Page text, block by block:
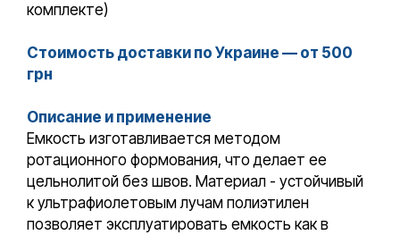
комплекте)
Стоимость доставки по Украине — от 500
грн
Описание и применение
Емкость изготавливается методом
ротационного формования, что делает ее
цельнолитой без швов. Материал - устойчивый
к ультрафиолетовым лучам полиэтилен
позволяет эксплуатировать емкость как в